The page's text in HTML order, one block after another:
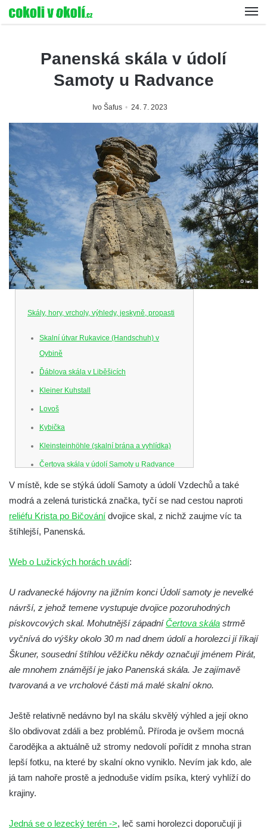
Panenská skála v údolí
Samoty u Radvance
Ivo Šafus 24. 7. 2023
Skály, hory, vrcholy, výhledy, jeskyně, propasti
Skalní útvar Rukavice (Handschuh) v
Oybině
Ďáblova skála v Liběšicích
Kleiner Kuhstall
Lovoš
Kybička
Kleinsteinhöhle (skalní brána a vyhlídka)
Čertova skála v údolí Samoty u Radvance
Skalní branka pod rozhlednou Čáp v
Teplických skalách
Schodiště pod rozhlednou Čáp v Teplických
skalách
Kamenná brána v Broumovských stěnách
Vyhlídka Koruna v Broumovských stěnách
Vyhlídkové místo na cestě k vyhlídce
Koruna v Broumovských stěnách
Skalní útvar Čertovo sedlo v Broumovských
stěnách
Kamenná ZOO – Skalní hřib
Kamenná ZOO – Želva I.
Kamenná ZOO – Velbloud
Kamenná ZOO – Kačenka
Vyhlídka Božanovský Špičák
Vyhlídka východně od Božanovského
Vyhlídka Tři kříže
V místě, kde se stýká údolí Samoty a údolí Vzdechů a také
modrá a zelená turistická značka, tyčí se nad cestou naproti
reliéfu Krista po Bičování dvojice skal, z nichž zaujme víc ta
štíhlejší, Panenská.
Web o Lužických horách uvádí:
U radvanecké hájovny na jižním konci Údolí samoty je nevelké
návrší, z jehož temene vystupuje dvojice pozoruhodných
pískovcových skal. Mohutnější západníČertova skála strmě
vyčnívá do výšky okolo 30 m nad dnem údolí a horolezci jí říkají
Škuner, sousední štíhlou věžičku někdy označují jménem Pirát,
ale mnohem známější je jako Panenská skála. Je zajímavě
tvarovaná a ve vrcholové části má malé skalní okno.
Ještě relativně nedávno byl na skálu skvělý výhled a její okno
šlo obdivovat zdáli a bez problémů. Příroda je ovšem mocná
čarodějka a aktuálně už stromy nedovolí pořídit z mnoha stran
lepší fotku, na které by skalní okno vyniklo. Nevím jak kdo, ale
já tam nahoře prostě a jednoduše vidím psíka, který vyhlíží do
krajiny.
Jedná se o lezecký terén ->, leč sami horolezci doporučují ji